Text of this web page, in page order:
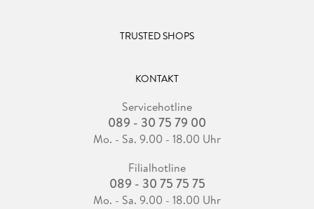
TRUSTED SHOPS
KONTAKT
Servicehotline
089 - 30 75 79 00
Mo. - Sa. 9.00 - 18.00 Uhr
Filialhotline
089 - 30 75 75 75
Mo. - Sa. 9.00 - 18.00 Uhr